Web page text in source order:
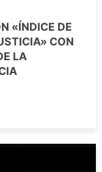
«ÍNDICE DE
CON
LA